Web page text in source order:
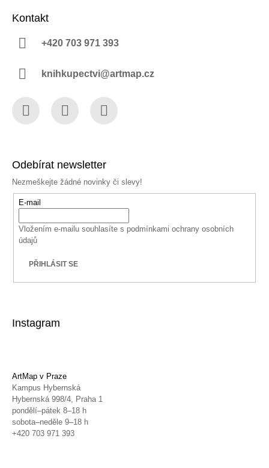
Kontakt
+420 703 971 393
knihkupectvi@artmap.cz
Odebírat newsletter
Nezmeškejte žádné novinky či slevy!
E-mail
Vložením e-mailu souhlasíte s podmínkami ochrany osobních
údajů
PŘIHLÁSIT SE
Instagram
ArtMap v Praze
Kampus Hybernská
Hybernská 998/4, Praha 1
pondělí–pátek 8–18 h
sobota–neděle 9–18 h
+420 703 971 393